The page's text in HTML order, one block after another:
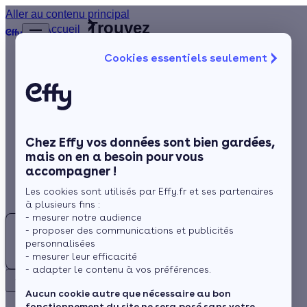
Cookies essentiels seulement
Chez Effy vos données sont bien gardées,
mais on en a besoin pour vous
accompagner !
Les cookies sont utilisés par Effy.fr et ses partenaires
à plusieurs fins :
- mesurer notre audience
- proposer des communications et publicités
personnalisées
- mesurer leur efficacité
- adapter le contenu à vos préférences.
Aucun cookie autre que nécessaire au bon
Aller au contenu principal
Chauffage
Rénovation globale
Aides et Primes
Actualités
Espace Client
Accueil
du fil
d’Ariane
Vendée
Trouvez
meilleur
solaires
(85)
Rechercher